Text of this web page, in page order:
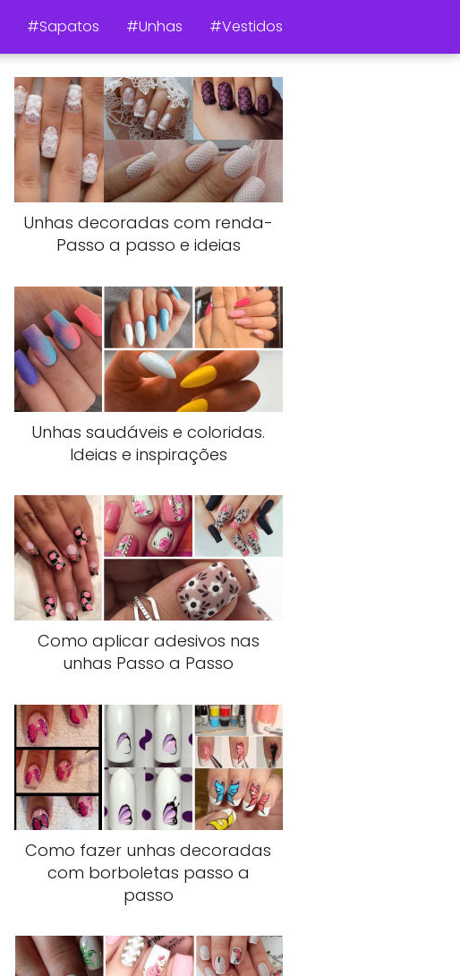
#Sapatos #Unhas #Vestidos
Unhas decoradas com renda-
Passo a passo e ideias
Unhas saudáveis e coloridas.
Ideias e inspirações
Como aplicar adesivos nas
unhas Passo a Passo
Como fazer unhas decoradas
com borboletas passo a
passo